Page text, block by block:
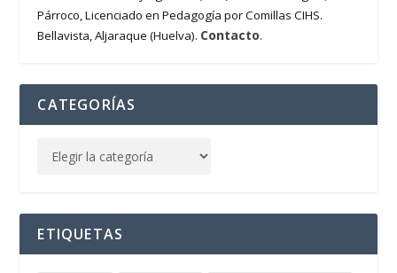
Párroco, Licenciado en Pedagogía por Comillas CIHS.
Bellavista, Aljaraque (Huelva). Contacto.
CATEGORÍAS
ETIQUETAS